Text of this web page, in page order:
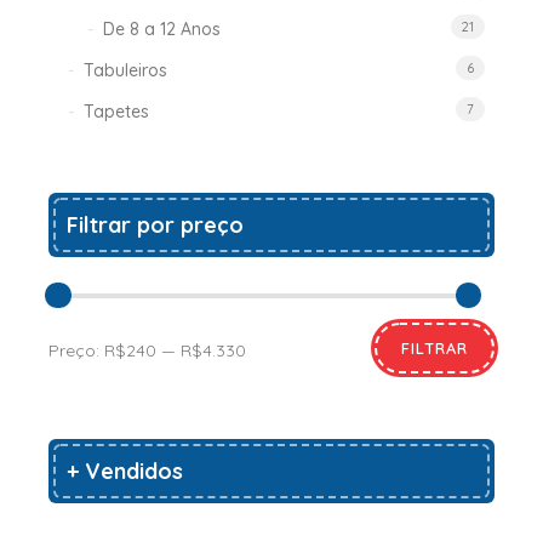
De 8 a 12 Anos 21
Tabuleiros 6
Tapetes 7
Filtrar por preço
FILTRAR
Preço: R$240 — R$4.330
+ Vendidos